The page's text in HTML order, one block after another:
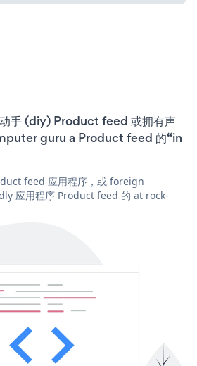
手 (diy) Product feed 或拥有声
guru a Product feed 的“in
feed 应用程序，或 foreign
应用程序 Product feed 的 at rock-